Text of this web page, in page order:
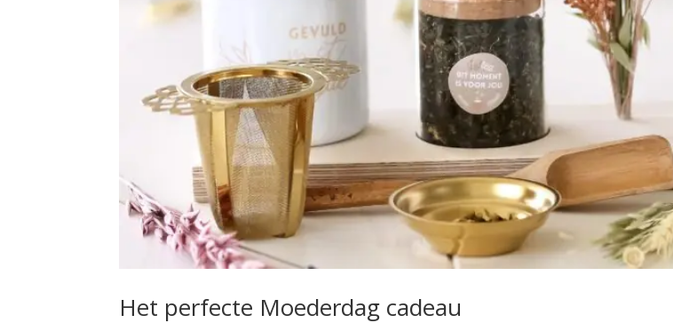
Het perfecte Moederdag cadeau